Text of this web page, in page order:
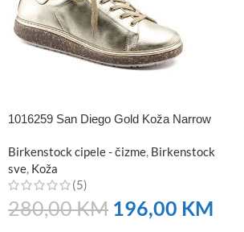
1016259 San Diego Gold Koža Narrow
Birkenstock cipele - čizme, Birkenstock
sve, Koža
(5)
280,00KM 196,00 KM